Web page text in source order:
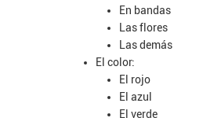
En bandas
Las flores
Las demás
El color:
El rojo
El azul
El verde